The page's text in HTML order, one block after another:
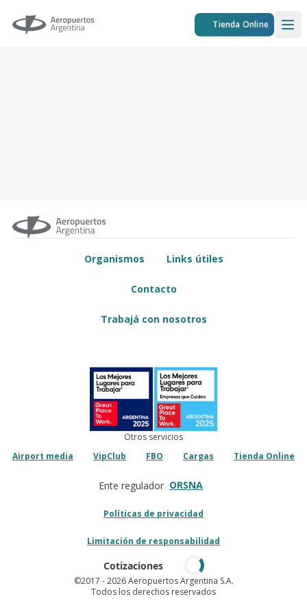
Aeropuertos Argentina Tienda Online
Organismos Links útiles
Contacto
Trabajá con nosotros
Otros servicios
Airport media
VipClub FBO Cargas Tienda Online
Ente regulador ORSNA
Políticas de privacidad
Limitación de responsabilidad
Cotizaciones
©2017 - 2026 Aeropuertos Argentina S.A.
Todos los derechos reservados